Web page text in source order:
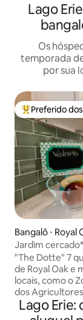
Lago
Os
temporada
por sua
Entre os
Preferido
Bangalô ⋅ Royal
Jardim
rua
"The Dotte" 7
de Royal Oak e
locais, como o
dos Agricultores. *Cozinha
abastecida
principal + TV
Lago